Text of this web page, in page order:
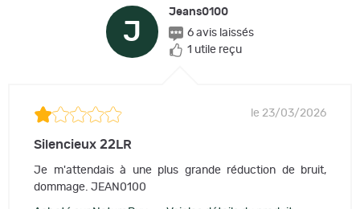
J
Jeans0100
6 avis laissés
1 utile reçu
le 23/03/2026
Silencieux 22LR
Je m'attendais à une plus grande réduction de bruit,
dommage. JEAN0100